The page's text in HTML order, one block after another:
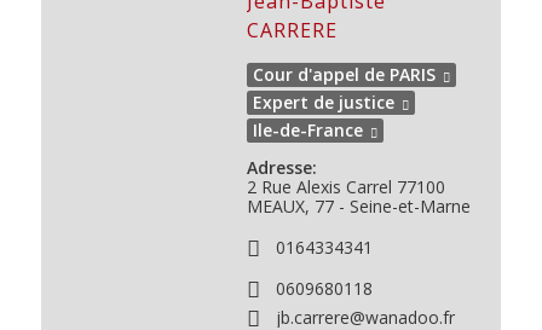
CARRERE
Cour d'appel de PARIS
Expert de justice
Ile-de-France
Adresse:
2 Rue Alexis Carrel 77100
MEAUX, 77 - Seine-et-Marne
0164334341
0609680118
jb.carrere@wanadoo.fr